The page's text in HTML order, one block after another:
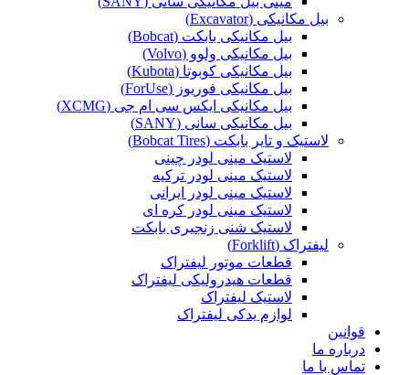
بیل مکانیکی (Excavator)
بیل مکانیکی بابکت (Bobcat)
بیل مکانیکی ولوو (Volvo)
بیل مکانیکی کوبوتا (Kubota)
بیل مکانیکی فوریوز (ForUse)
بیل مکانیکی ایکس سی ام جی (XCMG)
بیل مکانیکی سانی (SANY)
لاستیک و تایر بابکت (Bobcat Tires)
لاستیک مینی لودر چینی
لاستیک مینی لودر ترکیه
لاستیک مینی لودر ایرانی
لاستیک مینی لودر کره ای
لاستیک شنی زنجیری بابکت
لیفتراک (Forklift)
قطعات موتور لیفتراک
قطعات هیدرولیکی لیفتراک
لاستیک لیفتراک
لوازم یدکی لیفتراک
قوانین
درباره ما
تماس با ما